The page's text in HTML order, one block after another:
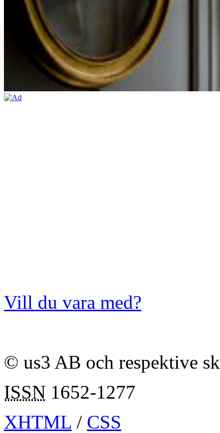
Vill du vara med?
© us3 AB och respektive
ISSN 1652-1277
XHTML / CSS